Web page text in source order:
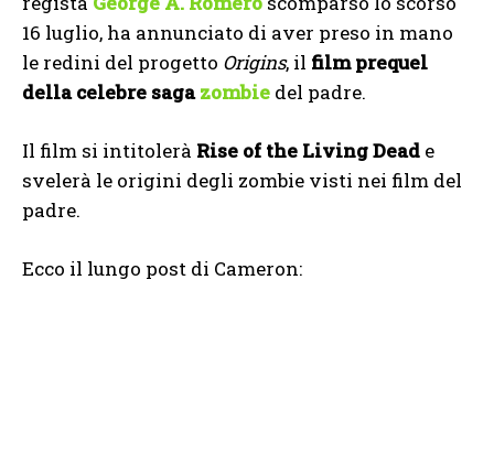
16 luglio, ha annunciato di aver preso in mano
le redini del progetto Origins, il film prequel
della celebre sagazombie del padre.
Il film si intitolerà Rise of the Living Dead e
svelerà le origini degli zombie visti nei film del
padre.
Ecco il lungo post di Cameron: